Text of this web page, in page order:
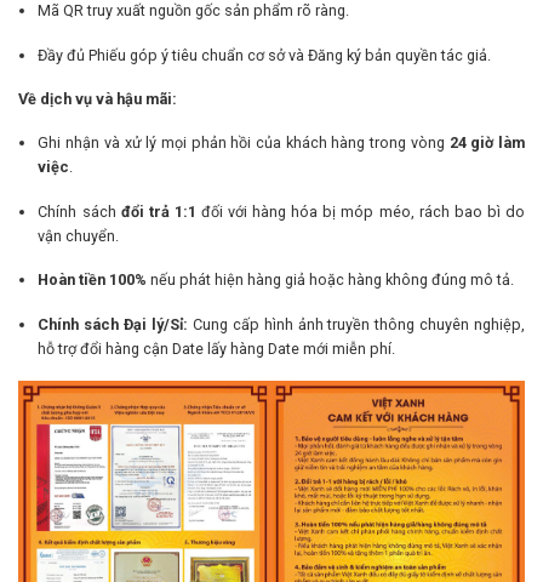
Mã QR truy xuất nguồn gốc sản phẩm rõ ràng.
Đầy đủ Phiếu góp ý tiêu chuẩn cơ sở và Đăng ký bản quyền tác giả.
Về dịch vụ và hậu mãi:
Ghi nhận và xử lý mọi phản hồi của khách hàng trong vòng 24 giờ làm
việc.
Chính sách đổi trả 1:1 đối với hàng hóa bị móp méo, rách bao bì do
vận chuyển.
Hoàn tiền 100% nếu phát hiện hàng giả hoặc hàng không đúng mô tả.
Chính sách Đại lý/Sỉ: Cung cấp hình ảnh truyền thông chuyên nghiệp,
hỗ trợ đổi hàng cận Date lấy hàng Date mới miễn phí.